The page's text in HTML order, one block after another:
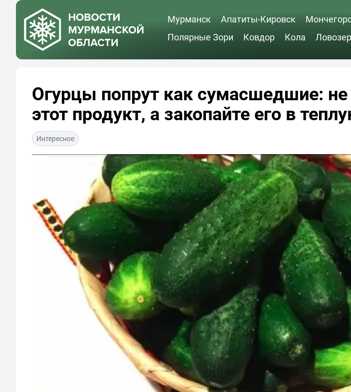
Мурманск Апатиты-Кировск
Полярные Зори
Ковдор Кола
Огурцы попрут как сумасшедшие:
этот продукт, а закопайте его в
Интересное